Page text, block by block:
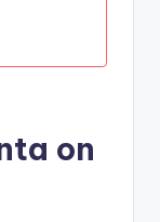
on